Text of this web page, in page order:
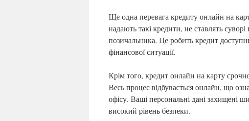
Ще одна перевага кредиту онлайн на
надають такі кредити, не ставлять
позичальника. Це робить кредит
фінансової ситуації.
Крім того, кредит онлайн на карту
Весь процес відбувається онлайн, що
офісу. Ваші персональні дані захищені
високий рівень безпеки.